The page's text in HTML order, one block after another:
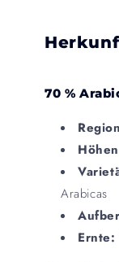
70 %
Arabicas
Ernte: